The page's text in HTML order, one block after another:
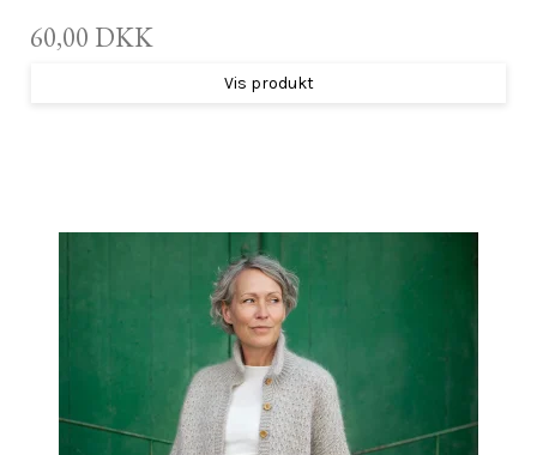
60,00 DKK
Vis produkt